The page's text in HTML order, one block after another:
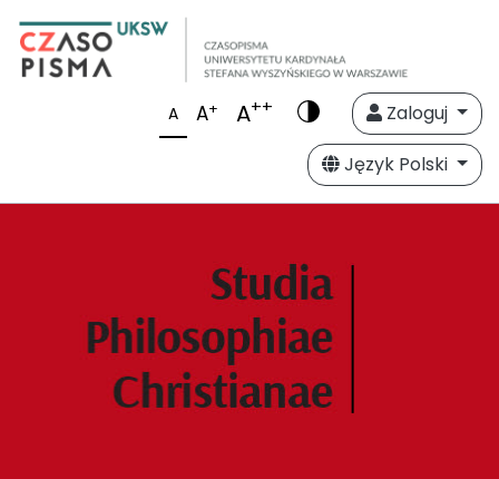
A A+ A++
Zaloguj
Język Polski